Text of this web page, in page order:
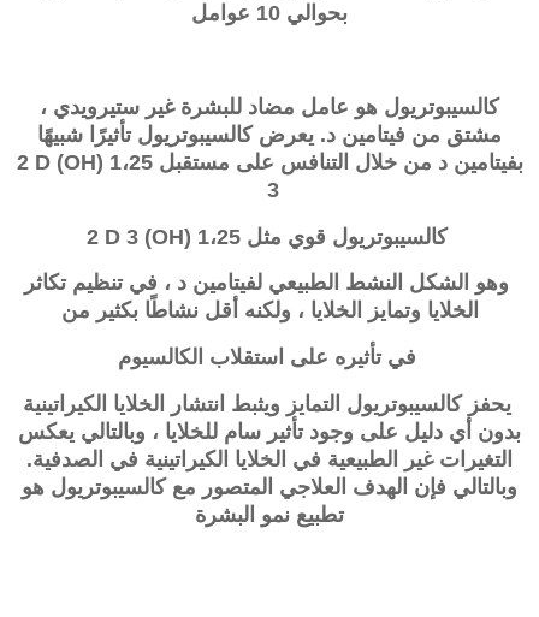
بحوالي 10 عوامل
كالسيبوتريول هو عامل مضاد للبشرة غير ستيرويدي ،
مشتق من فيتامين د. يعرضكالسيبوتريول تأثيرًا شبيهًا
بفيتامين د من خلال التنافس على مستقبل 1،25 (OH) 2
D
3
كالسيبوتريول قوي مثل 1،25
(OH) 2 D 3
وهو الشكل النشط الطبيعي لفيتامين د ، في تنظيم تكاثر
الخلايا وتمايز الخلايا ، ولكنه أقل نشاطًا بكثير من
في تأثيره على استقلاب الكالسيوم
يحفز كالسيبوتريول التمايز ويثبط انتشار الخلايا الكيراتينية
بدون أي دليل على وجود تأثير سام للخلايا ، وبالتالي يعكس
التغيرات غير الطبيعية في الخلايا الكيراتينية في الصدفية.
وبالتالي فإن الهدف العلاجي المتصور معكالسيبوتريول هو
تطبيع نمو البشرة